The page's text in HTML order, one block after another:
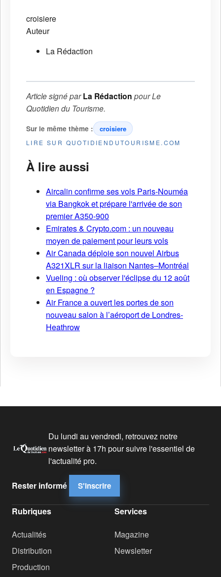
croisiere
Auteur
La Rédaction
Article signé parLa Rédaction pourLe
Quotidien du Tourisme.
Sur le même thème : croisiere
LIRE SUR QUOTIDIENDUTOURISME.COM
À lire aussi
Aircalin confirme ses vols Paris-Nouméa
via Bangkok et prépare l'arrivée de son
premier A350-900
Emirates & Crypto.com : un nouveau
moyen de paiement pour leurs vols
Air Canada déploie son nouvel Airbus
A321XLR sur la liaison Nantes–Montréal
Vueling : où observer l'éclipse du 12 août
en Espagne ?
Air France a ouvert les portes de son
nouveau salon à l’aéroport de Londres-
Heathrow
Du lundi au vendredi, retrouvez notre
newsletter à 17h pour suivre l'essentiel de
l'actualité pro.
Rester informé S'inscrire
Rubriques
Actualités
Distribution
Production
Services
Magazine
Newsletter